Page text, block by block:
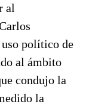
al
político de
al ámbito
condujo la
la